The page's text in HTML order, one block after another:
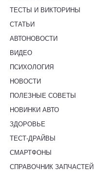
ТЕСТЫ И ВИКТОРИНЫ
СТАТЬИ
АВТОНОВОСТИ
ВИДЕО
ПСИХОЛОГИЯ
НОВОСТИ
ПОЛЕЗНЫЕ СОВЕТЫ
НОВИНКИ АВТО
ЗДОРОВЬЕ
ТЕСТ-ДРАЙВЫ
СМАРТФОНЫ
СПРАВОЧНИК ЗАПЧАСТЕЙ